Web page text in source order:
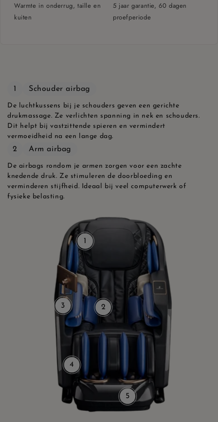
Gratis levering
Installatie aan huis
Warmte in onderrug, taille en
kuiten
5 jaar garantie, 60 dagen
proefperiode
1 Schouder airbag
De luchtkussens bij je schouders geven een gerichte
drukmassage. Ze verlichten spanning in nek en schouders.
Dit helpt bij vastzittende spieren en vermindert
vermoeidheid na een lange dag.
2 Arm airbag
De airbags rondom je armen zorgen voor een zachte
knedende druk. Ze stimuleren de doorbloeding en
verminderen stijfheid. Ideaal bij veel computerwerk of
fysieke belasting.
1
2
3
4
5